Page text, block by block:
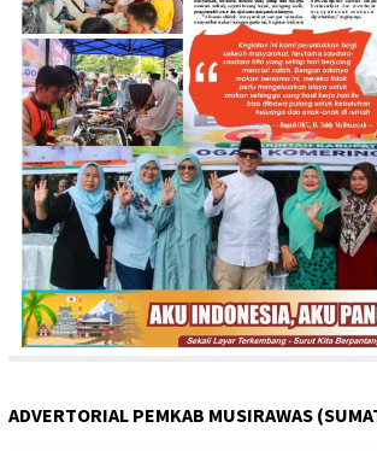
ADVERTORIAL PEMKAB MUSIRAWAS